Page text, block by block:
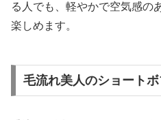
る人でも、軽やかで空気感の
楽しめます。
毛流れ美人のショート